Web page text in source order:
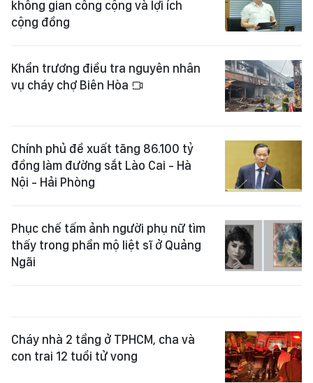
không gian công cộng và lợi ích
cộng đồng
Khẩn trương điều tra nguyên nhân
vụ cháy chợ Biên Hòa
Chính phủ đề xuất tăng 86.100 tỷ
đồng làm đường sắt Lào Cai - Hà
Nội - Hải Phòng
Phục chế tấm ảnh người phụ nữ tìm
thấy trong phần mộ liệt sĩ ở Quảng
Ngãi
Cháy nhà 2 tầng ở TPHCM, cha và
con trai 12 tuổi tử vong